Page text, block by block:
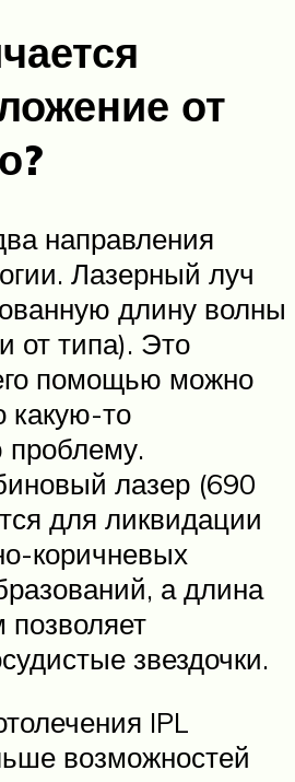
от
направления
Лазерный луч
длину волны
от типа). Это
помощью можно
какую-то
проблему.
лазер (690
для ликвидации
коричневых
а длина
звездочки.
IPL
возможностей